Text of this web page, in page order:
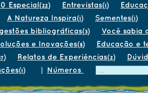
Especial(22) Entrevistas(1)
A Natureza Inspira(1) Sementes(1)
bibliográficas(3) Você sabia
e Inovações(8) Educação e
Relatos de Experiências(2)
(1) | Números